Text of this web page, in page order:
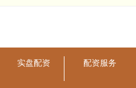
实盘配资 配资服务